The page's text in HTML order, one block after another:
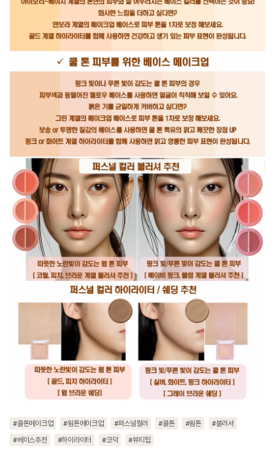
#쿨톤메이크업 #웜톤메이크업 #퍼스널컬러 #쿨톤 #웜톤 #블러셔
#베이스추천 #하이라이터 #코덕 #뷰티팁